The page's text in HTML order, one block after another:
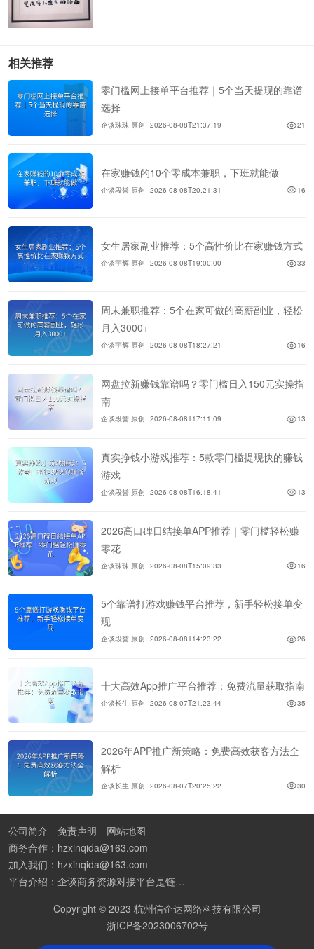
相关推荐
零门槛网上接单平台推荐｜5个当天提现的靠谱
选择
企谈珠珠 原创 2026-08-08T21:37:19 21
在家赚钱的10个零成本兼职，下班就能做
企谈段誉 原创 2026-08-08T20:21:31 16
女生居家副业推荐：5个高性价比在家赚钱方式
企谈宇辉 原创 2026-08-08T19:00:00 33
周末兼职推荐：5个在家可做的高薪副业，轻松
月入3000+
企谈宇辉 原创 2026-08-08T18:27:21 16
网盘拉新赚钱靠谱吗？零门槛日入150元实操指
南
企谈段誉 原创 2026-08-08T17:11:09 13
真实挣钱小游戏推荐：5款零门槛提现快的赚钱
游戏
企谈段誉 原创 2026-08-08T16:18:41 13
2026高口碑日结接单APP推荐｜零门槛轻松赚
零花
企谈珠珠 原创 2026-08-08T15:09:33 16
5个靠谱打游戏赚钱平台推荐，新手轻松接单变
现
企谈段誉 原创 2026-08-08T14:23:22 26
十大高效App推广平台推荐：免费流量获取指南
企谈长生 原创 2026-08-07T21:23:44 35
2026年APP推广新策略：免费高效获客方法全
解析
企谈长生 原创 2026-08-07T20:25:22 30
公司简介 免责声明
网站地图
商务合作：hzxinqida@163.com
加入我们：hzxinqida@163.com
平台介绍：企谈商务资源对接平台是链接资源人脉与客户的平台,也是地推app接任务平台、地推拉新团队接单平台。平台汇聚100W+商务资源，地推拉新、APP推广、BD异业合作等业务可免费发布。同时全国的地推团队和个人都可在地推接单平台找到赚钱项目和分享交流地推问题。
Copyright © 2023 杭州信企达网络科技有限公司
浙ICP备2023006702号